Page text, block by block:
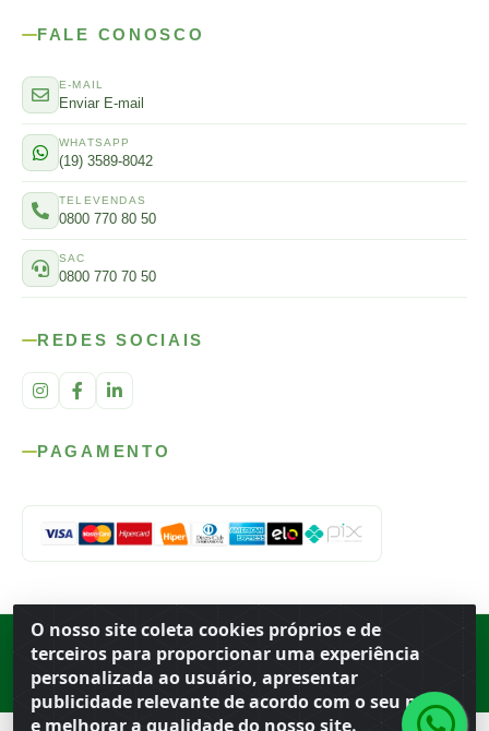
O nosso site coleta cookies próprios e de
terceiros para proporcionar uma experiência
personalizada ao usuário, apresentar
publicidade relevante de acordo com o seu perfil
e melhorar a qualidade do nosso site.
FALE CONOSCO
E-MAIL
Enviar E-mail
WHATSAPP
(19) 3589-8042
TELEVENDAS
0800 770 80 50
SAC
0800 770 70 50
REDES SOCIAIS
PAGAMENTO
Rod. SP-215, s/n, km 98 — Área Rural Porto Ferreira ·BR
· CEP
· CNPJ 56.679.863/0001-91
© 2026 Atacado Ideal